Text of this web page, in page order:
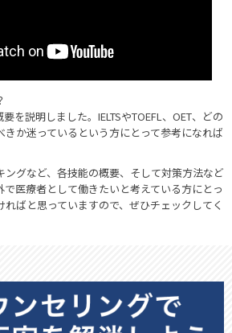
を説明しました。IELTSやTOEFL、OET、どの
か迷っているという方にとって参考になれば
グなど、各技能の概要、そして対策方法など
で医療者として働きたいと考えている方にとっ
ばと思っていますので、ぜひチェックしてく